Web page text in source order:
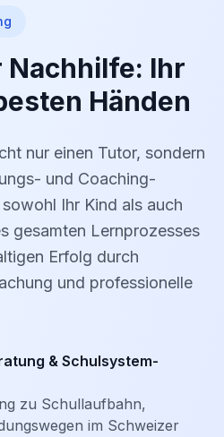
Nachhilfe: Ihr
Händen
nur einen Tutor, sondern
und Coaching-
Ihr Kind als auch
gesamten Lernprozesses
Erfolg durch
und professionelle
& Schulsystem-
zu Schullaufbahn,
im Schweizer